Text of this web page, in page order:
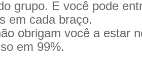
grupo. E você pode
em cada braço.
obrigam você a estar
em 99%.